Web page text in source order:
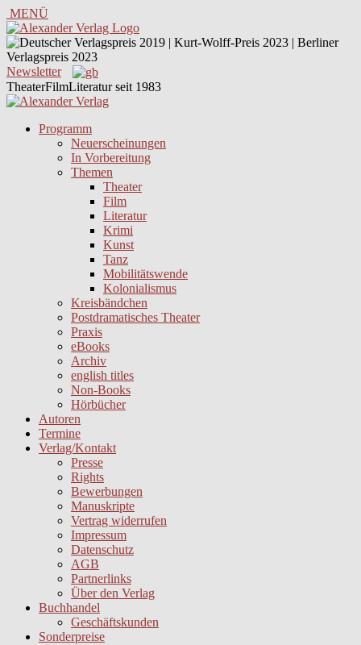
MENÜ
Newsletter
TheaterFilmLiteratur seit 1983
Programm
Neuerscheinungen
In Vorbereitung
Themen
Theater
Film
Literatur
Krimi
Kunst
Tanz
Mobilitätswende
Kolonialismus
Kreisbändchen
Postdramatisches Theater
Praxis
eBooks
Archiv
english titles
Non-Books
Hörbücher
Autoren
Termine
Verlag/Kontakt
Presse
Rights
Bewerbungen
Manuskripte
Vertrag widerrufen
Impressum
Datenschutz
AGB
Partnerlinks
Über den Verlag
Buchhandel
Geschäftskunden
Sonderpreise